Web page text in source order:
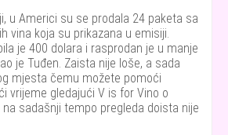
u Americi su se prodala 24 paketa sa
vina koja su prikazana u emisiji.
je 400 dolara i rasprodan je u manje
je Tuđen. Zaista nije loše, a sada
mjesta čemu možete pomoći
vrijeme gledajući V is for Vino o
na sadašnji tempo pregleda doista nije